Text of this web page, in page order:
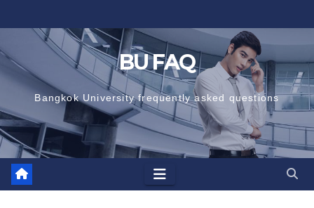
to
content
BU FAQ
Bangkok University frequently asked questions